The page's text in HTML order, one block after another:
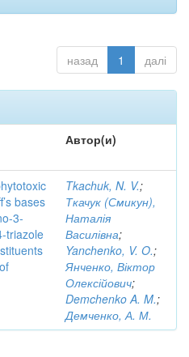
назад 1 далі
Автор(и)
bases
3-
triazole
Tkachuk, N. V.;
Ткачук (Смикун),
Наталія
Василівна;
Yanchenko, V. O.;
Янченко, Віктор
Олексійович;
Demchenko A. M.;
Демченко, А. М.